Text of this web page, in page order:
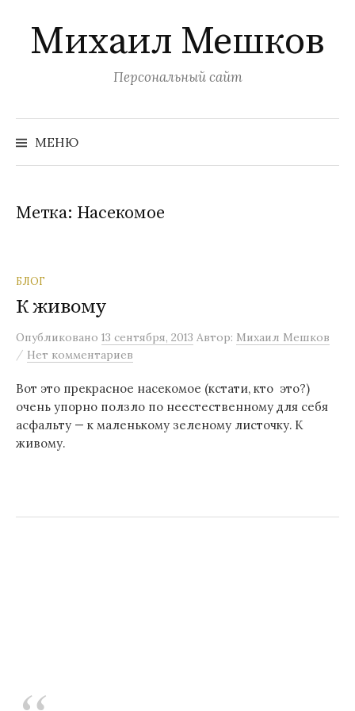
содержимому
Михаил Мешков
Персональный сайт
МЕНЮ
Найти:
Метка: Насекомое
БЛОГ
К живому
Опубликовано 13 сентября, 2013 Автор: Михаил Мешков
/ Нет комментариев
Вот это прекрасное насекомое (кстати, кто это?)
очень упорно ползло по неестественному для себя
асфальту — к маленькому зеленому листочку. К
живому.